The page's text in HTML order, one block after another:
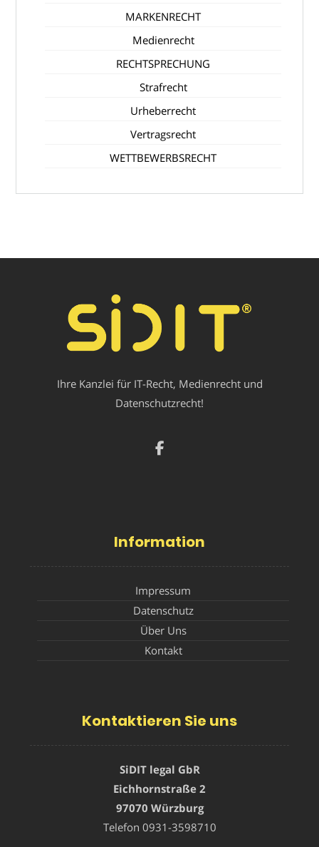
MARKENRECHT
Medienrecht
RECHTSPRECHUNG
Strafrecht
Urheberrecht
Vertragsrecht
WETTBEWERBSRECHT
Ihre Kanzlei für IT-Recht, Medienrecht und
Datenschutzrecht!
Information
Impressum
Datenschutz
Über Uns
Kontakt
Kontaktieren Sie uns
SiDIT legal GbR
Eichhornstraße 2
97070 Würzburg
Telefon 0931-3598710